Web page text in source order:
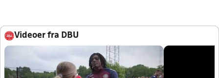
Videoer fra DBU